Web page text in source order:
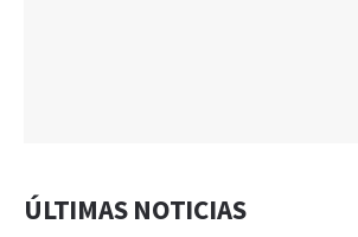
ÚLTIMAS NOTICIAS